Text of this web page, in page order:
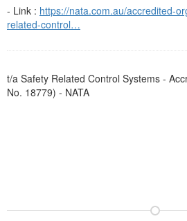
- Link : https://nata.com.au/accredited-
related-control…
t/a Safety Related Control Systems -
No. 18779) - NATA